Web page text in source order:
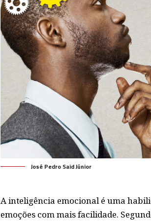
José Pedro Said Júnior
A inteligência emocional é uma
emoções com mais facilidade.